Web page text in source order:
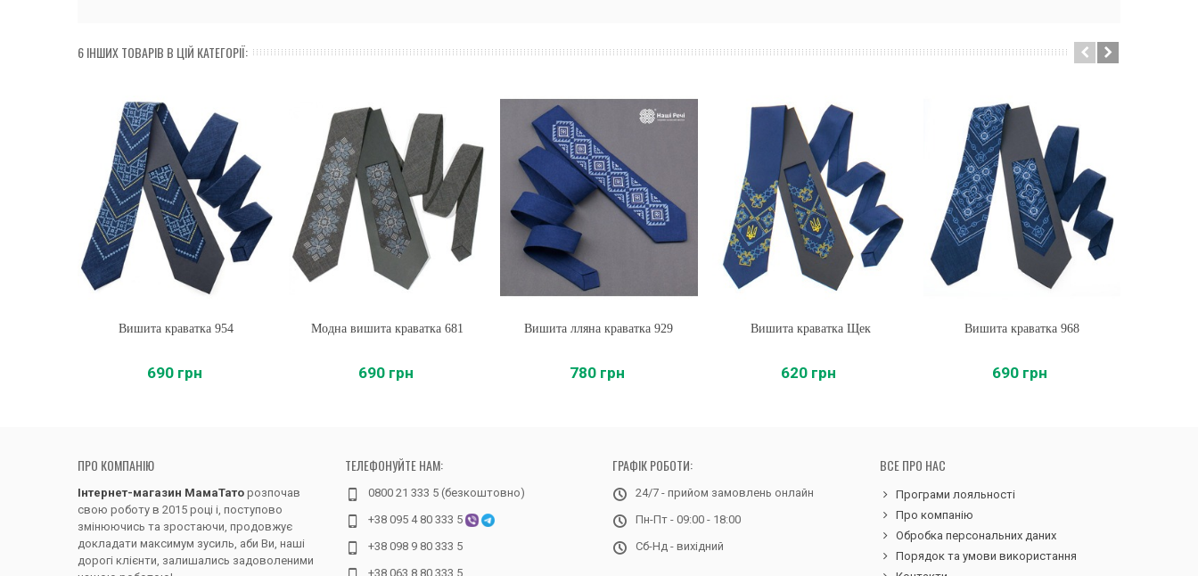
6 ІНШИХ ТОВАРІВ В ЦІЙ КАТЕГОРІЇ:
Купити
Вишита краватка 954
690 грн
Купити
Модна вишита краватка 681
690 грн
Купити
Вишита лляна краватка 929
780 грн
Купити
Вишита краватка Щек
620 грн
Купити
Вишита краватка 968
690 грн
ПРО КОМПАНІЮ
Інтернет-магазин МамаТато розпочав
свою роботу в 2015 році і, поступово
змінюючись та зростаючи, продовжує
докладати максимум зусиль, аби Ви, наші
дорогі клієнти, залишались задоволеними
ТЕЛЕФОНУЙТЕ НАМ:
0800 21 333 5 (безкоштовно)
+38 095 4 80 333 5
+38 098 9 80 333 5
+38 063 8 80 333 5
ГРАФІК РОБОТИ:
24/7 - прийом замовлень онлайн
Пн-Пт - 09:00 - 18:00
Сб-Нд - вихідний
ВСЕ ПРО НАС
Програми лояльності
Про компанію
Обробка персональних даних
Порядок та умови використання